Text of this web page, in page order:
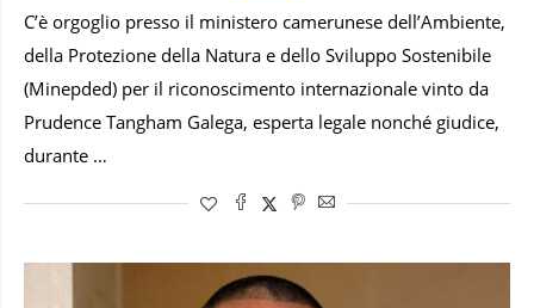
C’è orgoglio presso il ministero camerunese dell’Ambiente,
della Protezione della Natura e dello Sviluppo Sostenibile
(Minepded) per il riconoscimento internazionale vinto da
Prudence Tangham Galega, esperta legale nonché giudice,
durante …